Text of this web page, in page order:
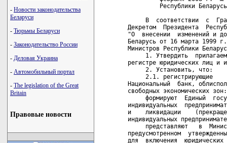
- Новости законодательства
Беларуси
- Тюрьмы Беларуси
- Законодательство России
- Деловая Украина
- Автомобильный портал
- The legislation of the Great
Britain
Правовые новости